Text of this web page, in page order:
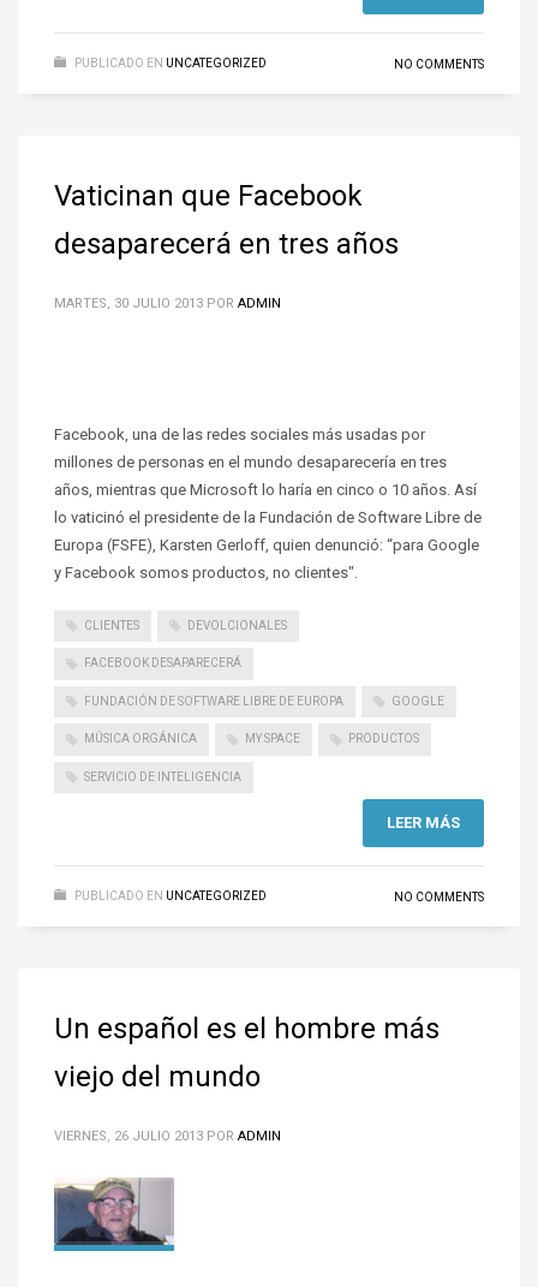
PUBLICADO EN UNCATEGORIZED NO COMMENTS
Vaticinan que Facebook
desaparecerá en tres años
MARTES, 30 JULIO 2013 POR ADMIN
Facebook, una de las redes sociales más usadas por
millones de personas en el mundo desaparecería en tres
años, mientras que Microsoft lo haría en cinco o 10 años. Así
lo vaticinó el presidente de la Fundación de Software Libre de
Europa (FSFE), Karsten Gerloff, quien denunció: “para Google
y Facebook somos productos, no clientes".
CLIENTES DEVOLCIONALES
FACEBOOK DESAPARECERÁ
FUNDACIÓN DE SOFTWARE LIBRE DE EUROPA GOOGLE
MÚSICA ORGÁNICA MY SPACE PRODUCTOS
SERVICIO DE INTELIGENCIA
LEER MÁS
PUBLICADO EN UNCATEGORIZED NO COMMENTS
Un español es el hombre más
viejo del mundo
VIERNES, 26 JULIO 2013 POR ADMIN